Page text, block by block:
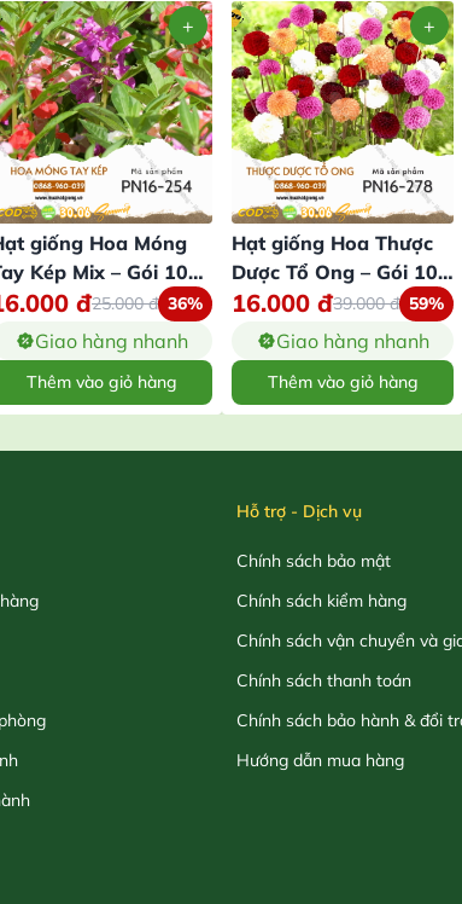
giống Hoa Móng
Kép Mix – Gói 100
đ25.000đ 36%
Giao hàng nhanh
Thêm vào giỏ hàng
Hạt giống Hoa Thược
Dược Tổ Ong – Gói 100
Hạt
16.000 đ39.000đ 59%
Giao hàng nhanh
Thêm vào giỏ hàng
Hỗ trợ - Dịch vụ
Chính sách bảo mật
Chính sách kiểm hàng
Chính sách vận chuyển và
Chính sách thanh toán
Chính sách bảo hành & đổi
Hướng dẫn mua hàng